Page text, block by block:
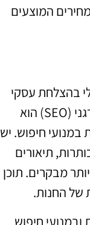
המוצעים
בהצלחת עסקי
האיקומרס. שימוש בטכניקות קידום אורגני (SEO) הוא
במנועי חיפוש. יש
תיאורים
מבקרים. תוכן
של החנות.
חיפוש